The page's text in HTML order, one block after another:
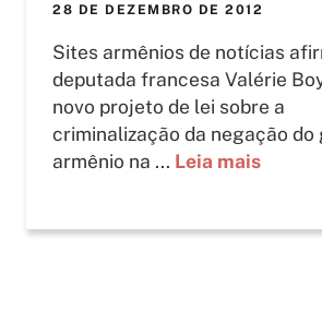
28 DE DEZEMBRO DE 2012
Sites armênios de notícias
deputada francesa Valérie
novo projeto de lei sobre a
criminalização da negação do
armênio na ... Leia mais